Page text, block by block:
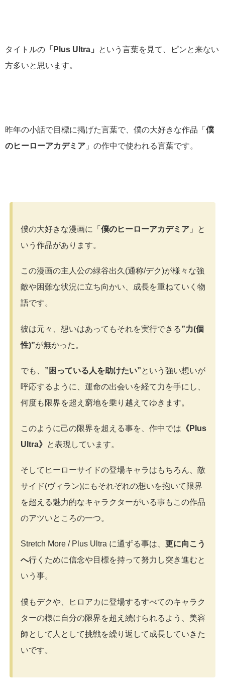
タイトルの 「Plus Ultra」
という言葉を見て、ピンと来ない
方多いと思います。
昨年の小話で目標に掲げた言葉で、僕の大好きな作品「 僕
のヒーローアカデミア 」の作中で使われる言葉です。
僕の大好きな漫画に「 僕のヒーローアカデミア」と
いう作品があります。
この漫画の主人公の緑谷出久(通称/デク)が様々な強
敵や困難な状況に立ち向かい、成長を重ねていく物
語です。
彼は元々、想いはあってもそれを実行できる”力(個
性)”が無かった。
でも、 ”困っている人を助けたい”という強い想いが
呼応するように、運命の出会いを経て力を手にし、
何度も限界を超え窮地を乗り越えてゆきます。
このように己の限界を超える事を、作中では 《Plus
Ultra》 と表現しています。
そしてヒーローサイドの登場キャラはもちろん、敵
サイド(ヴィラン)にもそれぞれの想いを抱いて限界
を超える魅力的なキャラクターがいる事もこの作品
のアツいところの一つ。
Stretch More / Plus Ultra に通ずる事は、 更に向こう
へ行くために信念や目標を持って努力し突き進むと
いう事。
僕もデクや、ヒロアカに登場するすべてのキャラク
ターの様に自分の限界を超え続けられるよう、美容
師として人として挑戦を繰り返して成長していきた
いです。